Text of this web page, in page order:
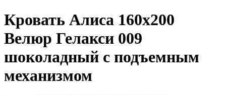
Кровать Алиса 160х200
Велюр Гелакси 009
шоколадный с подъемным
механизмом